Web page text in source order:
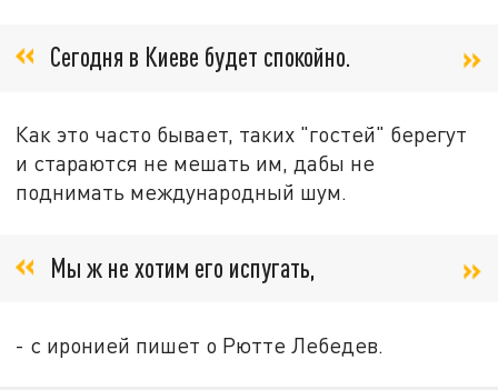
Сегодня в Киеве будет спокойно.
Как это часто бывает, таких "гостей" берегут
и стараются не мешать им, дабы не
поднимать международный шум.
Мы ж не хотим его испугать,
- с иронией пишет о Рютте Лебедев.